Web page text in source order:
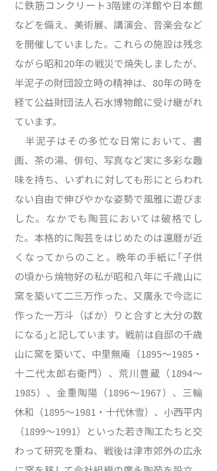
に鉄筋コンクリート3階建の洋館や日本館
などを備え、美術展、講演会、音楽会など
を開催していました。これらの施設は残念
ながら昭和20年の戦災で焼失しましたが、
半泥子の財団設立時の精神は、80年の時を
経て公益財団法人石水博物館に受け継がれ
ています。
半泥子はその多忙な日常において、書
画、茶の湯、俳句、写真など実に多彩な趣
味を持ち、いずれに対しても形にとらわれ
ない自由で伸びやかな姿勢で風雅に遊びま
した。なかでも陶芸においては破格でし
た。本格的に陶芸をはじめたのは還暦が近
くなってからのこと。晩年の手紙に｢子供
の頃から焼物好の私が昭和八年に千歳山に
窯を築いて二三万作った、又廣永で今迄に
作った一万斗（ばか）りと合すと大分の数
になる｣と記しています。戦前は自邸の千歳
山に窯を築いて、中里無庵（1895〜1985・
十二代太郎右衛門）、荒川豊蔵（1894〜
1985）、金重陶陽（1896〜1967）、三輪
休和（1895〜1981・十代休雪）、小西平内
（1899〜1991）といった若き陶工たちと交
わって研究を重ね、戦後は津市郊外の広永